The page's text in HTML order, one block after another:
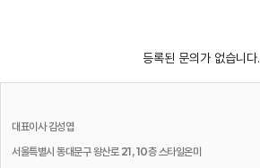
등록된 문의가 없습니다.
대표이사 김성엽
서울특별시 동대문구 왕산로 21, 10층 스타일온미